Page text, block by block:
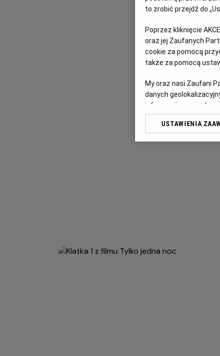
to zrobić przejdź do
Poprzez kliknięcie
oraz jej Zaufanych
cookie za pomocą
także za pomocą
My oraz nasi Zaufani
danych
informacji na
odbiorców i ulepszanie
USTAWIENIA